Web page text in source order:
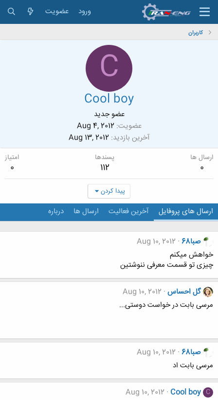
ورود عضویت
کاربران
C
Cool boy
عضو جدید
عضویت Aug 4, 2012
آخرین بازدید Aug 13, 2012
ارسال ها
0
پسندها
112
امتیاز
0
پیدا کردن
ارسال های پروفایل آخرین فعالیت ارسال ها درباره
صبا68
Aug 10, 2012
خواهش میکنم
چیزی تو قسمت معرفی ننوشتین
گل احساس Aug 10, 2012
مرسی بابت در خواست دوستی...
صبا68
Aug 10, 2012
مرسی بابت اد
C
Cool boy
Aug 10, 2012